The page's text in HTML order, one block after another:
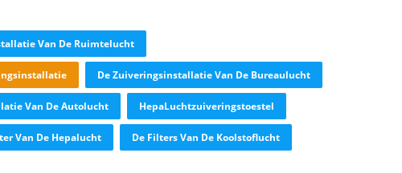
Van De Ruimtelucht
De Zuiveringsinstallatie Van De Bureaulucht
Van De Autolucht HepaLuchtzuiveringstoestel
Van De Hepalucht De Filters Van De Koolstoflucht